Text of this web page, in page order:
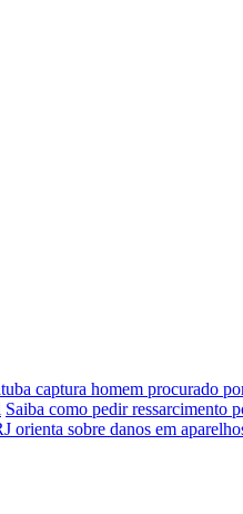
captura homem procurado
Saiba como pedir ressarcimento
orienta sobre danos em